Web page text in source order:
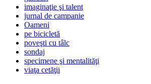
imaginaţie şi talent
jurnal de campanie
Oameni
pe bicicletă
poveşti cu tâlc
sondaj
specimene şi mentalităţi
viaţa cetăţii